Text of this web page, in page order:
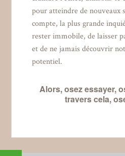
pour atteindre de nouveaux
compte, la plus grande
rester immobile, de laisser
et de ne jamais découvrir
potentiel.
Alors, osez essayer,
travers cela,